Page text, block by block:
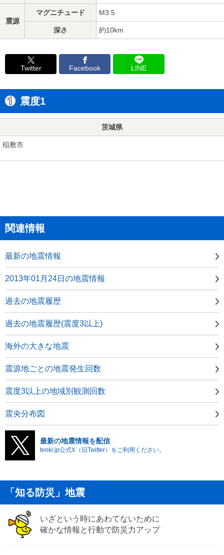
震源
マグニチュード M3.5
深さ 約10km
Twitter Facebook LINE
震度1
茨城県
稲敷市
関連情報
最新の地震情報
2013年01月24日の地震情報
過去の地震履歴
過去の地震履歴(震度3以上)
海外の大きな地震
震源地ごとの地震発生回数
震度3以上の地域別観測回数
震央分布図
最新の地震情報を配信
tenki.jp公式X（旧Twitter）をご利用ください。
「知る防災」地震
いざという時にあわてないために
確かな情報と行動で防災力アップ